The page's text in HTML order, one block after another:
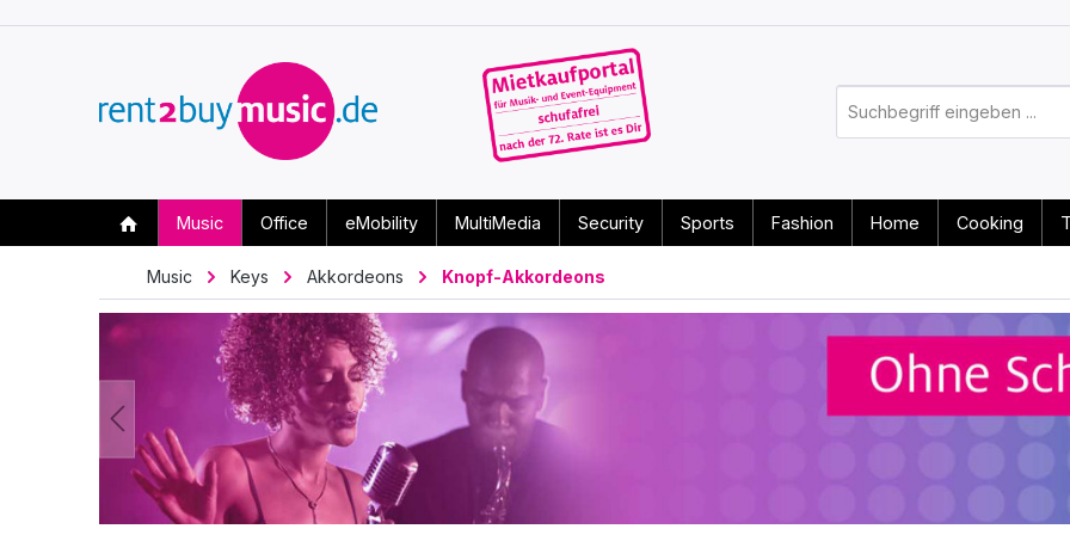
Music Office eMobility MultiMedia Security Sports Fashion Home Cooking
Music Keys Akkordeons Knopf-Akkordeons